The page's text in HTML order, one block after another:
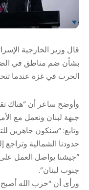
قال وزير الخارجية
بشأن ضم مناطق في
الحرب في غزة عندما
وأوضح ساعر أن “هناك
جبهة لبنان ونعمل مع
وتابع: “سنكون جاهزين
حدودنا الشمالية وتراجع
“جيشنا يواصل العمل على
جنوب لبنان”.
ورأى أن “حزب الله